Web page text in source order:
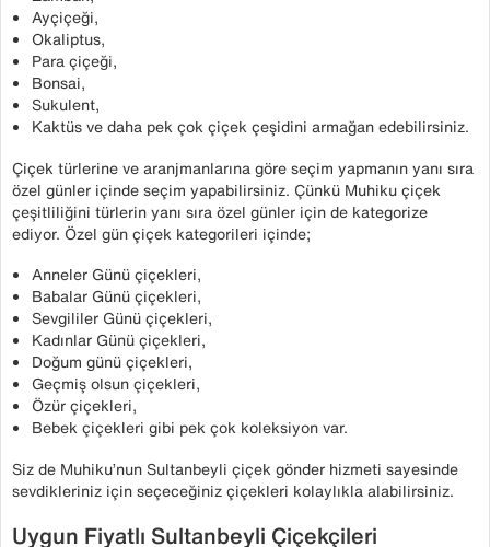
Ayçiçeği,
Okaliptus,
Para çiçeği,
Bonsai,
Sukulent,
Kaktüs ve daha pek çok çiçek çeşidini armağan edebilirsiniz.
Çiçek türlerine ve aranjmanlarına göre seçim yapmanın yanı sıra
özel günler içinde seçim yapabilirsiniz. Çünkü Muhiku çiçek
çeşitliliğini türlerin yanı sıra özel günler için de kategorize
ediyor. Özel gün çiçek kategorileri içinde;
Anneler Günü çiçekleri,
Babalar Günü çiçekleri,
Sevgililer Günü çiçekleri,
Kadınlar Günü çiçekleri,
Doğum günü çiçekleri,
Geçmiş olsun çiçekleri,
Özür çiçekleri,
Bebek çiçekleri gibi pek çok koleksiyon var.
Siz de Muhiku’nun Sultanbeyli çiçek gönder hizmeti sayesinde
sevdikleriniz için seçeceğiniz çiçekleri kolaylıkla alabilirsiniz.
Uygun Fiyatlı Sultanbeyli Çiçekçileri